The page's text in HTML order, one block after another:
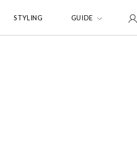
STYLING GUIDE